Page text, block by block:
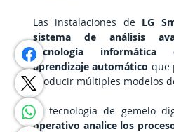
Las instalaciones de LG
sistema de análisis
tecnología
aprendizaje automático que
producir múltiples modelos
La tecnología de gemelo
operativo analice los